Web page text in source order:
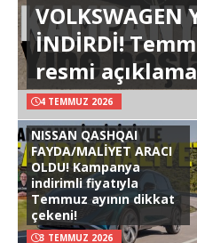
VOLKSWAGEN
İNDİRDİ!
resmi
4 TEMMUZ 2026
NISSAN QASHQAI
FAYDA/MALİYET ARACI
OLDU! Kampanya
indirimli fiyatıyla
Temmuz ayının dikkat
çekeni!
3 TEMMUZ 2026